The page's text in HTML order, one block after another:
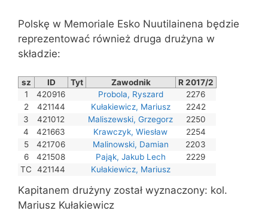
Polskę w Memoriale Esko Nuutilainena będzie
reprezentować również druga drużyna w
składzie:
sz ID Tyt Zawodnik
R 2017/2
1
420916 Probola, Ryszard
2276
2
421144 Kułakiewicz, Mariusz
2242
3
421012 Maliszewski, Grzegorz
2250
4
421663 Krawczyk, Wiesław
2254
5
421706 Malinowski, Damian
2203
6
421508 Pająk, Jakub Lech
2229
TC
421144 Kułakiewicz, Mariusz
Kapitanem drużyny został wyznaczony: kol.
Mariusz Kułakiewicz